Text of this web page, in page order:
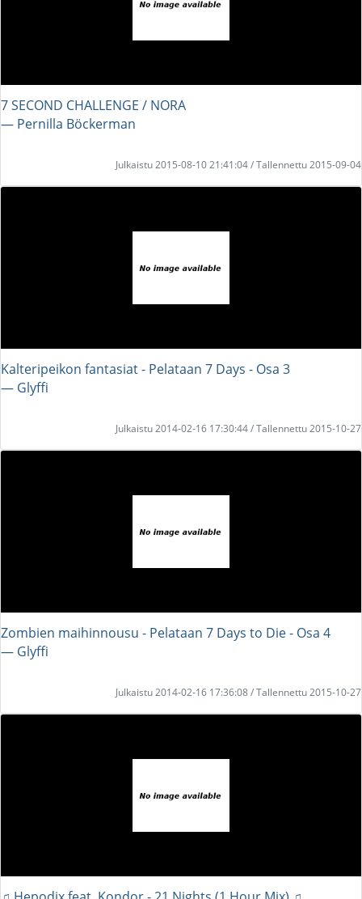
7 SECOND CHALLENGE / NORA
― Pernilla Böckerman
Julkaistu 2015-08-10 21:41:04 / Tallennettu 2015-09-04
Kalteripeikon fantasiat - Pelataan 7 Days - Osa 3
― Glyffi
Julkaistu 2014-02-16 17:30:44 / Tallennettu 2015-10-27
Zombien maihinnousu - Pelataan 7 Days to Die - Osa 4
― Glyffi
Julkaistu 2014-02-16 17:36:08 / Tallennettu 2015-10-27